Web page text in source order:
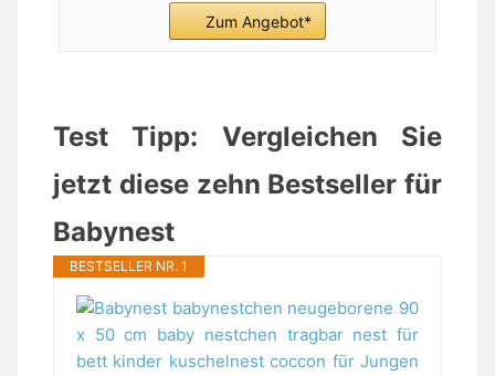
Zum Angebot*
Test Tipp: Vergleichen Sie
jetzt diese zehn Bestseller für
Babynest
BESTSELLER NR. 1